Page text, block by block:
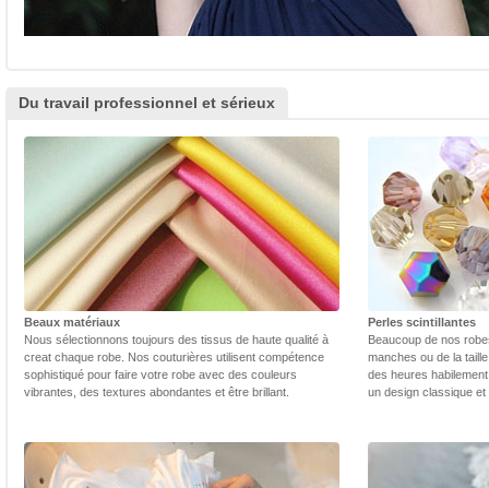
Du travail professionnel et sérieux
Beaux matériaux
Nous sélectionnons toujours des tissus de haute qualité à
creat chaque robe. Nos couturières utilisent compétence
sophistiqué pour faire votre robe avec des couleurs
vibrantes, des textures abondantes et être brillant.
Perles scintillantes
Beaucoup de nos
manches ou de la
des heures
un design classique